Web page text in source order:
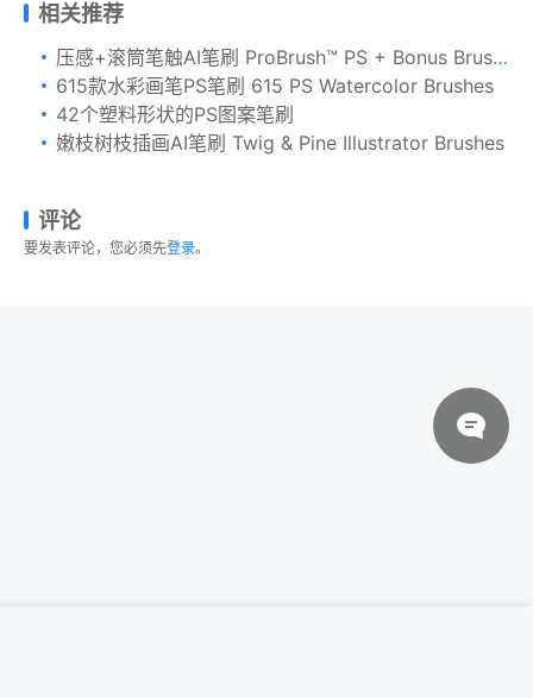
相关推荐
压感+滚筒笔触AI笔刷 ProBrush™ PS + Bonus Brushes
615款水彩画笔PS笔刷 615 PS Watercolor Brushes
42个塑料形状的PS图案笔刷
嫩枝树枝插画AI笔刷 Twig & Pine Illustrator Brushes
评论
要发表评论，您必须先登录。